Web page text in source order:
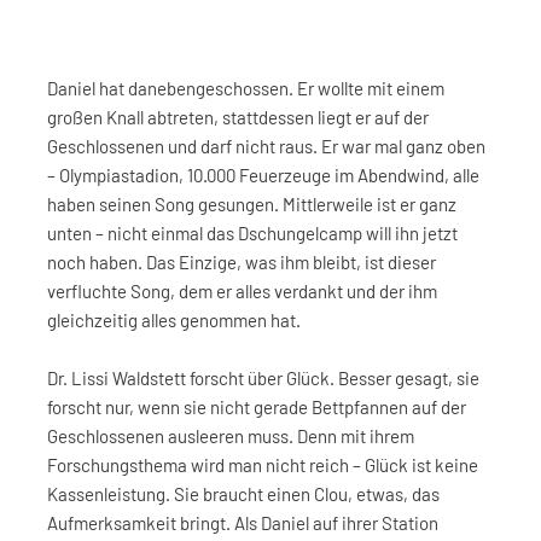
Daniel hat danebengeschossen. Er wollte mit einem
großen Knall abtreten, stattdessen liegt er auf der
Geschlossenen und darf nicht raus. Er war mal ganz oben
– Olympiastadion, 10.000 Feuerzeuge im Abendwind, alle
haben seinen Song gesungen. Mittlerweile ist er ganz
unten – nicht einmal das Dschungelcamp will ihn jetzt
noch haben. Das Einzige, was ihm bleibt, ist dieser
verfluchte Song, dem er alles verdankt und der ihm
gleichzeitig alles genommen hat.
Dr. Lissi Waldstett forscht über Glück. Besser gesagt, sie
forscht nur, wenn sie nicht gerade Bettpfannen auf der
Geschlossenen ausleeren muss. Denn mit ihrem
Forschungsthema wird man nicht reich – Glück ist keine
Kassenleistung. Sie braucht einen Clou, etwas, das
Aufmerksamkeit bringt. Als Daniel auf ihrer Station